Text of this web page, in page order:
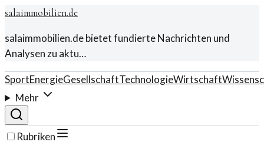
salaimmobilien.de
salaimmobilien.de bietet fundierte Nachrichten und
Analysen zu aktu…
SportEnergieGesellschaftTechnologieWirtschaft
Mehr
Rubriken